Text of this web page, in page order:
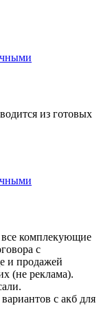
из готовых
комплекующие
с
и продажей
(не реклама).
с акб для